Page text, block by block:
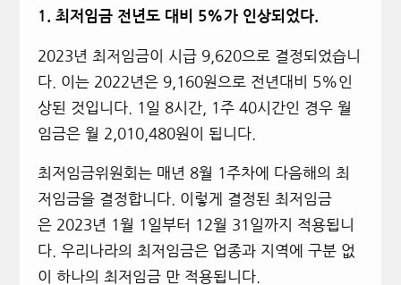
1. 최저임금 전년도 대비 5%가 인상되었다.
2023년 최저임금이 시급 9,620으로 결정되었습니
다. 이는 2022년은 9,160원으로 전년대비 5%인
상된 것입니다. 1일 8시간, 1주 40시간인 경우 월
임금은 월 2,010,480원이 됩니다.
최저임금위원회는 매년 8월 1주차에 다음해의 최
저임금을 결정합니다. 이렇게 결정된 최저임금
은 2023년 1월 1일부터 12월 31일까지 적용됩니
다. 우리나라의 최저임금은 업종과 지역에 구분 없
이 하나의 최저임금 만 적용됩니다.